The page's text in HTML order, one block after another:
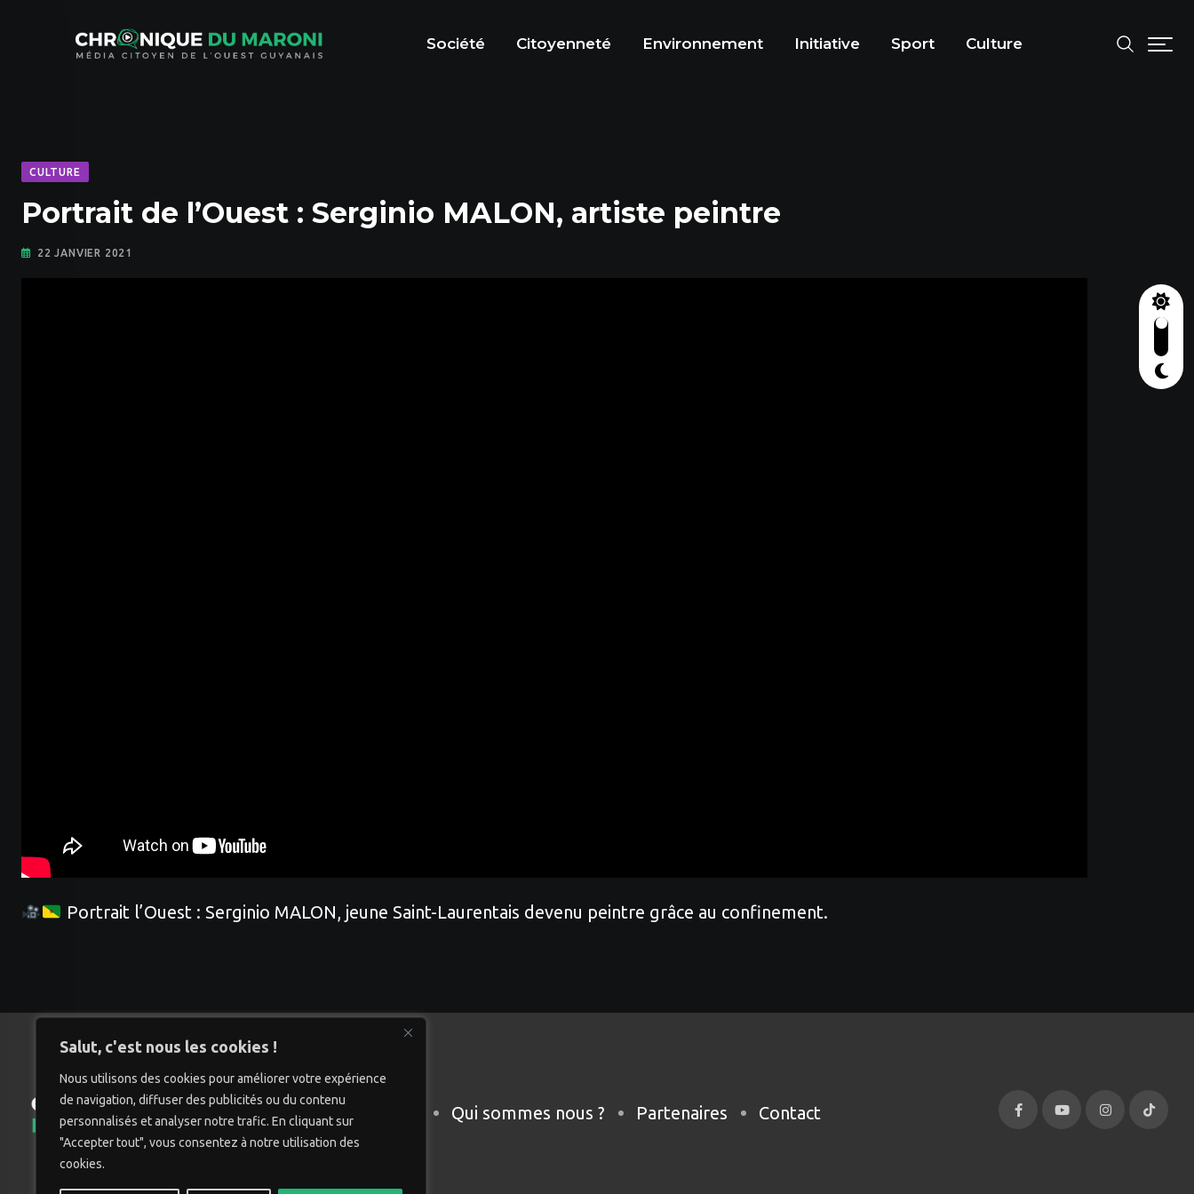
Salut, c'est nous les cookies !
Nous utilisons des cookies pour améliorer votre expérience
de navigation, diffuser des publicités ou du contenu
personnalisés et analyser notre trafic. En cliquant sur
"Accepter tout", vous consentez à notre utilisation des
cookies.
Société Citoyenneté Environnement Initiative Sport Culture
CULTURE
Portrait de l’Ouest : Serginio MALON, artiste peintre
22 JANVIER 2021
Portrait l’Ouest : Serginio MALON, jeune Saint-Laurentais devenu peintre grâce au confinement.
Qui sommes nous ? Partenaires Contact